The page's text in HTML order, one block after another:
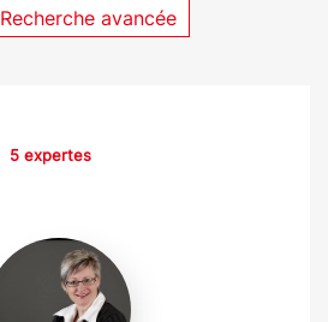
Recherche avancée
5 expertes
Claudia
Pelletier